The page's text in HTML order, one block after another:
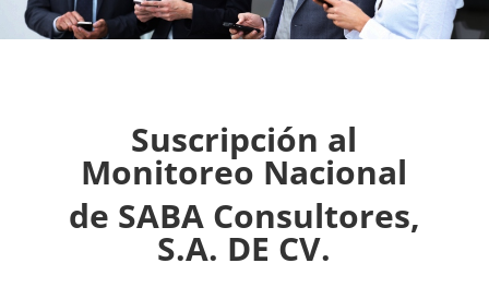
Suscripción al
Monitoreo Nacional
de SABA Consultores,
S.A. DE CV.